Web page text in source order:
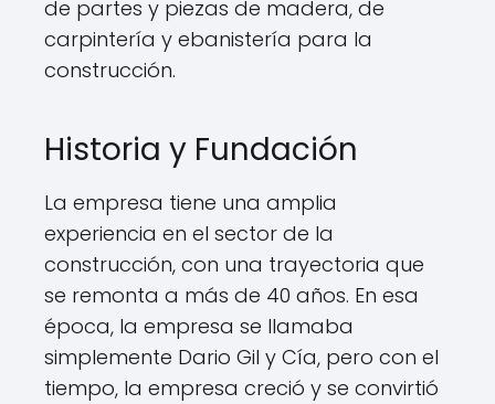
de partes y piezas de madera, de
carpintería y ebanistería para la
construcción.
Historia y Fundación
La empresa tiene una amplia
experiencia en el sector de la
construcción, con una trayectoria que
se remonta a más de 40 años. En esa
época, la empresa se llamaba
simplemente Dario Gil y Cía, pero con el
tiempo, la empresa creció y se convirtió